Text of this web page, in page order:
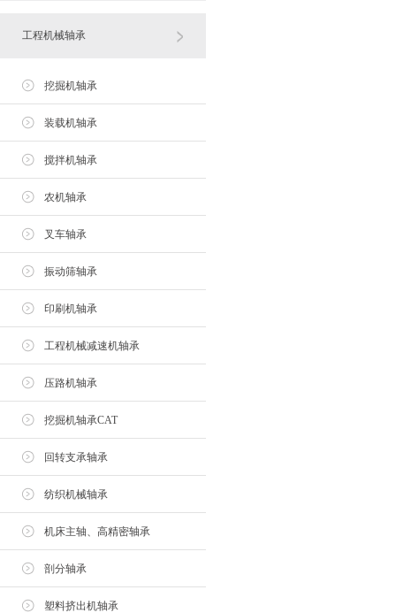
工程机械轴承
挖掘机轴承
装载机轴承
搅拌机轴承
农机轴承
叉车轴承
振动筛轴承
印刷机轴承
工程机械减速机轴承
压路机轴承
挖掘机轴承CAT
回转支承轴承
纺织机械轴承
机床主轴、高精密轴承
剖分轴承
塑料挤出机轴承